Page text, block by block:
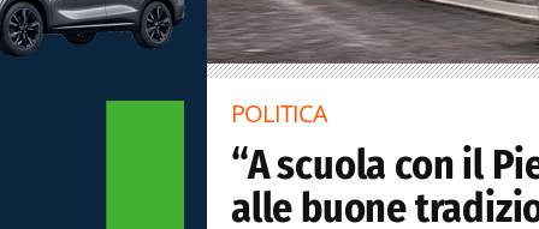
POLITICA
“A scuola con il
alle buone